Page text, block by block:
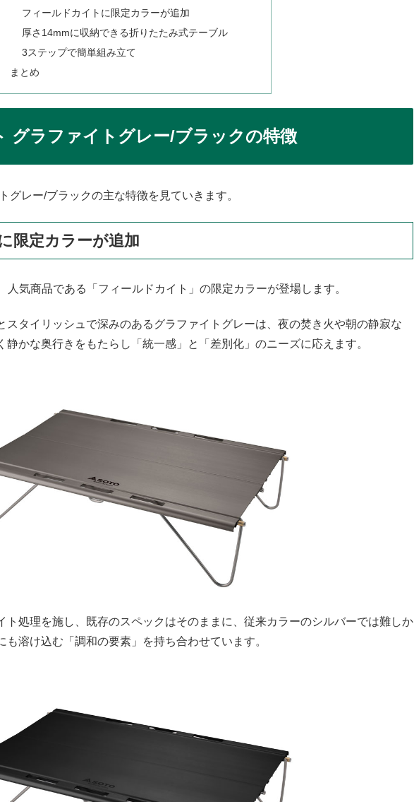
フィールドカイトに限定カラーが追加
厚さ14mmに収納できる折りたたみ式テーブル
3ステップで簡単組み立て
まとめ
グラファイトグレー/ブラックの特徴
グレー/ブラックの主な特徴を見ていきます。
限定カラーが追加
人気商品である「フィールドカイト」の限定カラーが登場します。
スタイリッシュで深みのあるグラファイトグレーは、夜の焚き火や朝の静寂な
静かな奥行きをもたらし「統一感」と「差別化」のニーズに応えます。
ト処理を施し、既存のスペックはそのままに、従来カラーのシルバーでは難しか
も溶け込む「調和の要素」を持ち合わせています。